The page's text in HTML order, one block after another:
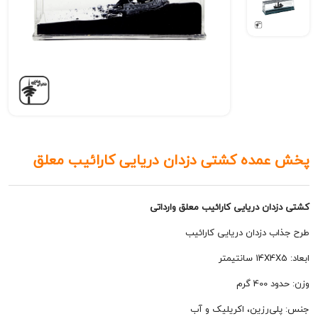
کشتی دزدان دریایی کارائیب معلق
دریایی کارائیب معلق وارداتی
دزدان دریایی کارائیب
اکریلیک و آب